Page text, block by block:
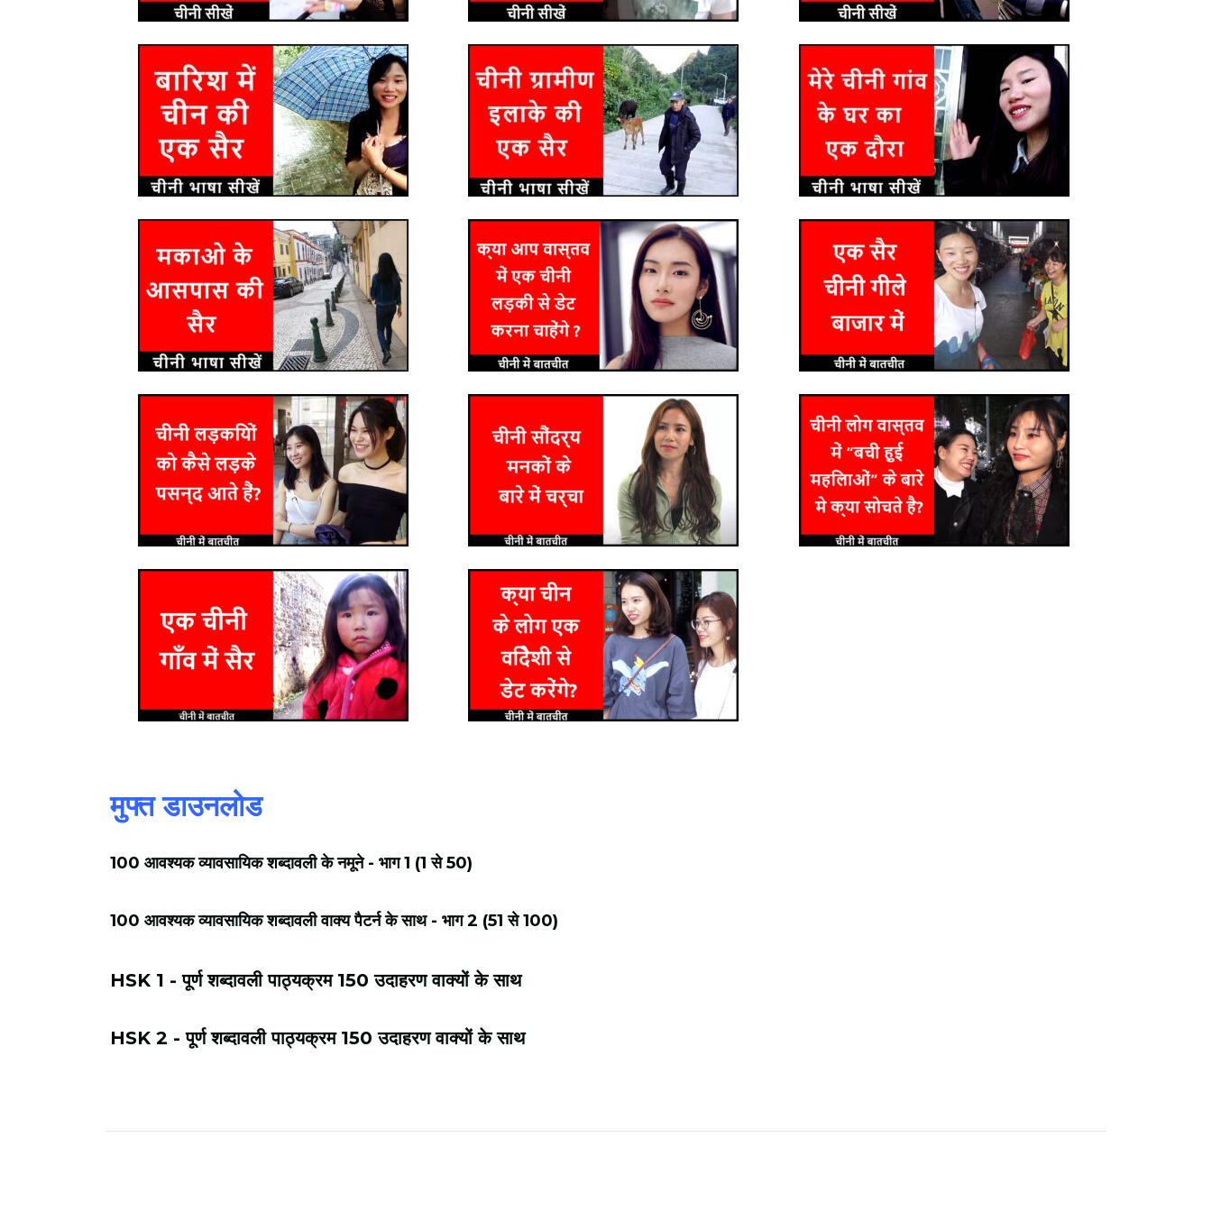
मुफ्त डाउनलोड
100 आवश्यक व्यावसायिक शब्दावली के नमूने - भाग 1 (1 से 50)
100 आवश्यक व्यावसायिक शब्दावली वाक्य पैटर्न के साथ - भाग 2 (51 से 100)
HSK 1 - पूर्ण शब्दावली पाठ्यक्रम 150 उदाहरण वाक्यों के साथ
HSK 2 - पूर्ण शब्दावली पाठ्यक्रम 150 उदाहरण वाक्यों के साथ